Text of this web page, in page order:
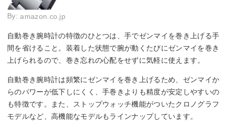
By:amazon.co.jp
自動巻き腕時計の特徴のひとつは、手でゼンマイを巻き上げる手
間を省けること。装着した状態で腕が動くたびにゼンマイを巻き
上げられるので、巻き忘れの心配をせずに気軽に使えます。
自動巻き腕時計は頻繁にゼンマイを巻き上げるため、ゼンマイか
らのパワーが低下しにくく、手巻きよりも精度が安定しやすいの
も特徴です。また、ストップウォッチ機能がついたクロノグラフ
モデルなど、高機能なモデルもラインナップしています。